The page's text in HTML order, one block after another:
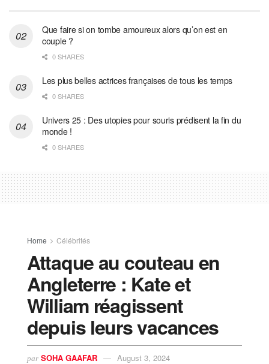
Que faire si on tombe amoureux alors qu’on est en
couple ?
0 SHARES
Les plus belles actrices françaises de tous les temps
0 SHARES
Univers 25 : Des utopies pour souris prédisent la fin du
monde !
0 SHARES
Home Célébrités
Attaque au couteau en
Angleterre : Kate et
William réagissent
depuis leurs vacances
par SOHA GAAFAR August 3, 2024